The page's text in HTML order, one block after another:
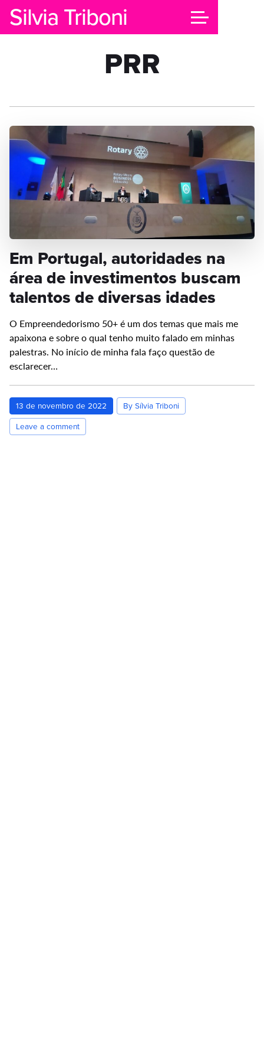
Silvia Triboni
PRR
Em Portugal, autoridades na
área de investimentos buscam
talentos de diversas idades
O Empreendedorismo 50+ é um dos temas que mais me
apaixona e sobre o qual tenho muito falado em minhas
palestras. No início de minha fala faço questão de
esclarecer…
13 de novembro de 2022
By Sílvia Triboni
Leave a comment